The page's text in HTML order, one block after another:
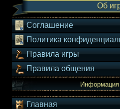
Об
Соглашение
Политика
Правила игры
Правила общения
Информация
Главная